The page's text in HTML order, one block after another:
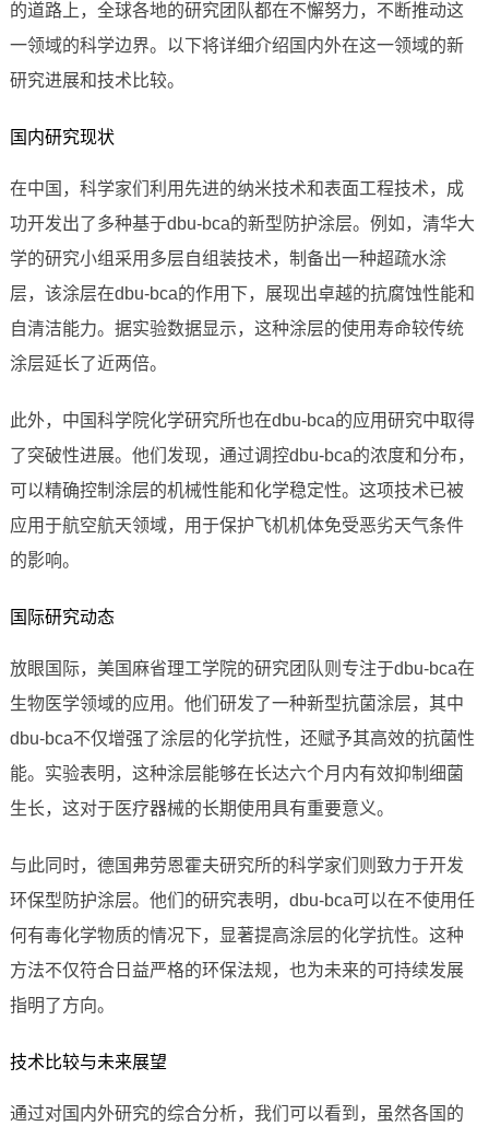
的道路上，全球各地的研究团队都在不懈努力，不断推动这
一领域的科学边界。以下将详细介绍国内外在这一领域的新
研究进展和技术比较。
国内研究现状
在中国，科学家们利用先进的纳米技术和表面工程技术，成
功开发出了多种基于dbu-bca的新型防护涂层。例如，清华大
学的研究小组采用多层自组装技术，制备出一种超疏水涂
层，该涂层在dbu-bca的作用下，展现出卓越的抗腐蚀性能和
自清洁能力。据实验数据显示，这种涂层的使用寿命较传统
涂层延长了近两倍。
此外，中国科学院化学研究所也在dbu-bca的应用研究中取得
了突破性进展。他们发现，通过调控dbu-bca的浓度和分布，
可以精确控制涂层的机械性能和化学稳定性。这项技术已被
应用于航空航天领域，用于保护飞机机体免受恶劣天气条件
的影响。
国际研究动态
放眼国际，美国麻省理工学院的研究团队则专注于dbu-bca在
生物医学领域的应用。他们研发了一种新型抗菌涂层，其中
dbu-bca不仅增强了涂层的化学抗性，还赋予其高效的抗菌性
能。实验表明，这种涂层能够在长达六个月内有效抑制细菌
生长，这对于医疗器械的长期使用具有重要意义。
与此同时，德国弗劳恩霍夫研究所的科学家们则致力于开发
环保型防护涂层。他们的研究表明，dbu-bca可以在不使用任
何有毒化学物质的情况下，显著提高涂层的化学抗性。这种
方法不仅符合日益严格的环保法规，也为未来的可持续发展
指明了方向。
技术比较与未来展望
通过对国内外研究的综合分析，我们可以看到，虽然各国的